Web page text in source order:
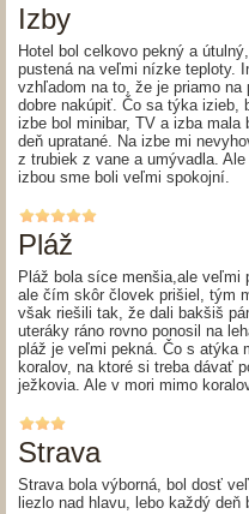
Izby
Hotel bol celkovo pekný a
pustená na veľmi nízke teploty.
vzhľadom na to, že je priamo
dobre nakúpiť. Čo sa týka izieb,
izbe bol minibar, TV a izba
deň upratané. Na izbe mi
z trubiek z vane a umývadla.
izbou sme boli veľmi spokojní.
Pláž
Pláž bola síce menšia,ale veľmi
ale čím skôr človek prišiel, tým
však riešili tak, že dali bakšiš
uteráky ráno rovno ponosil na
pláž je veľmi pekná. Čo s atýka
koralov, na ktoré si treba dávať
ježkovia. Ale v mori mimo
Strava
Strava bola výborná, bol dosť
liezlo nad hlavu, lebo každý deň